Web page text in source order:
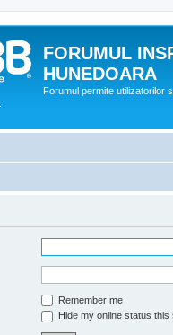
FORUMUL
HUNEDOARA
Forumul permite utilizatorilor
Remember me
Hide my online status this